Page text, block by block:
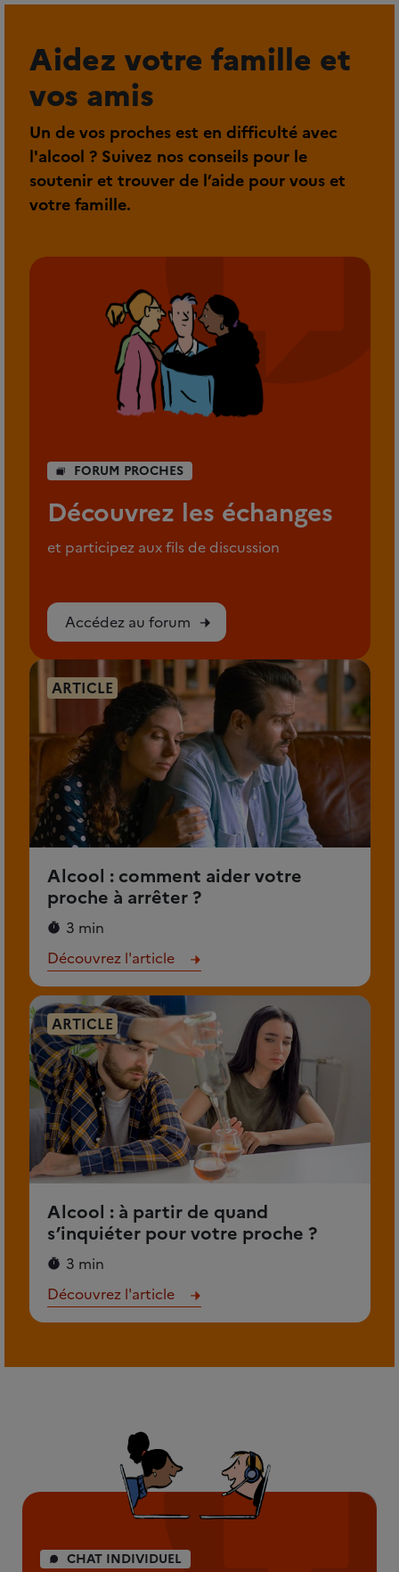
Aidez votre famille et
vos amis
Un de vos proches est en difficulté avec
l'alcool ? Suivez nos conseils pour le
soutenir et trouver de l’aide pour vous et
votre famille.
FORUM PROCHES
Découvrez les échanges
et participez aux fils de discussion
Accédez au forum
ARTICLE
Alcool : comment aider votre
proche à arrêter ?
3 min
Découvrez l'article
ARTICLE
Alcool : à partir de quand
s’inquiéter pour votre proche ?
3 min
Découvrez l'article
CHAT INDIVIDUEL